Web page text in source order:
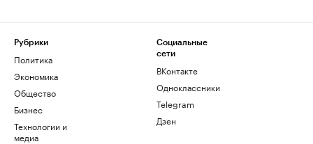
Рубрики
Политика
Экономика
Общество
Бизнес
Технологии и
медиа
Социальные
сети
ВКонтакте
Одноклассники
Telegram
Дзен